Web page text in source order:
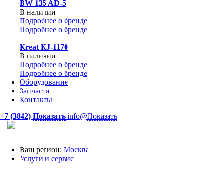
BW 135 AD-5
В наличии
Подробнее о бренде
Подробнее о бренде
Kreat KJ-1170
В наличии
Подробнее о бренде
Подробнее о бренде
Оборудование
Запчасти
Контакты
+7 (3842) Показать info@Показать
Ваш регион: Москва
Услуги и сервис